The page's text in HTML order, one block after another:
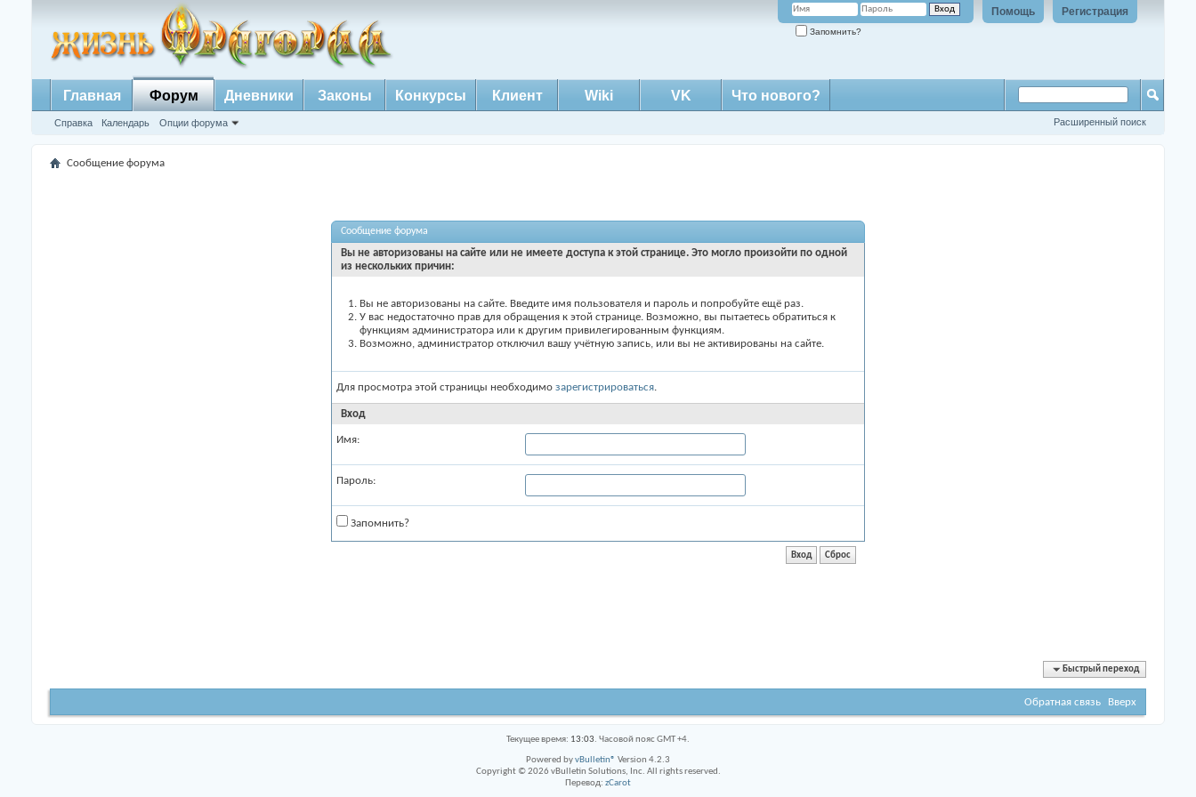
Регистрация
Помощь
Запомнить?
Главная Форум
Справка Календарь Опции форума
Дневники Законы Конкурсы Клиент Wiki VK Что нового?
Расширенный поиск
Сообщение форума
Сообщение форума
Вы не авторизованы на сайте или не имеете доступа к этой странице. Это могло произойти по одной
из нескольких причин:
Вы не авторизованы на сайте. Введите имя пользователя и пароль и попробуйте ещё раз.
У вас недостаточно прав для обращения к этой странице. Возможно, вы пытаетесь обратиться к
функциям администратора или к другим привилегированным функциям.
Возможно, администратор отключил вашу учётную запись, или вы не активированы на сайте.
Для просмотра этой страницы необходимо зарегистрироваться.
Вход
Имя:
Пароль:
Запомнить?
Быстрый переход
Обратная связь Вверх
Текущее время: 13:03. Часовой пояс GMT +4.
Powered byvBulletin® Version 4.2.3
Copyright © 2026 vBulletin Solutions, Inc. All rights reserved.
Перевод: zCarot